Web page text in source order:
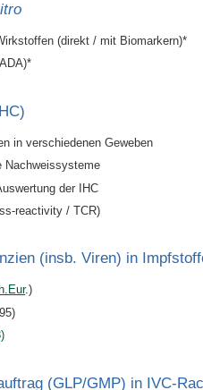
(direkt / mit Biomarkern)*
in verschiedenen Geweben
Nachweissysteme
der IHC
reactivity / TCR)
(insb. Viren) in
.)
(GLP/GMP) in IVC-